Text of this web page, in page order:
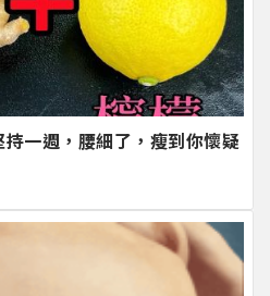
一週，腰細了，瘦到你懷疑